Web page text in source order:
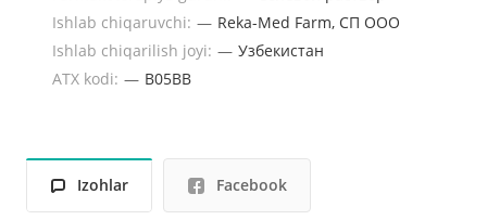
Ishlab chiqaruvchi: — Reka-Med Farm, СП ООО
Ishlab chiqarilish joyi: — Узбекистан
ATX kodi: — B05BB
Izohlar Facebook